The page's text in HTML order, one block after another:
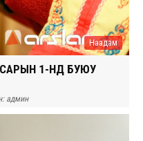
Наадам
1-НД БУЮУ
админ